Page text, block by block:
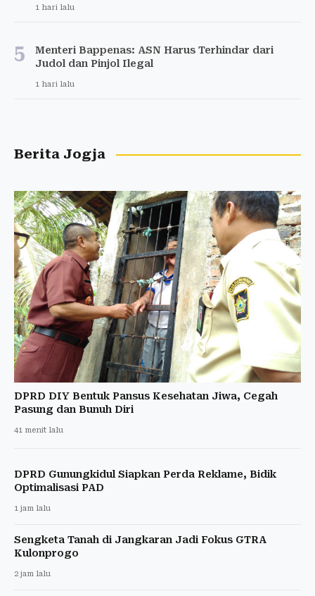
1 hari lalu
5
Menteri Bappenas: ASN Harus Terhindar dari
Judol dan Pinjol Ilegal
1 hari lalu
Berita Jogja
DPRD DIY Bentuk Pansus Kesehatan Jiwa, Cegah
Pasung dan Bunuh Diri
41 menit lalu
DPRD Gunungkidul Siapkan Perda Reklame, Bidik
Optimalisasi PAD
1 jam lalu
Sengketa Tanah di Jangkaran Jadi Fokus GTRA
Kulonprogo
2 jam lalu